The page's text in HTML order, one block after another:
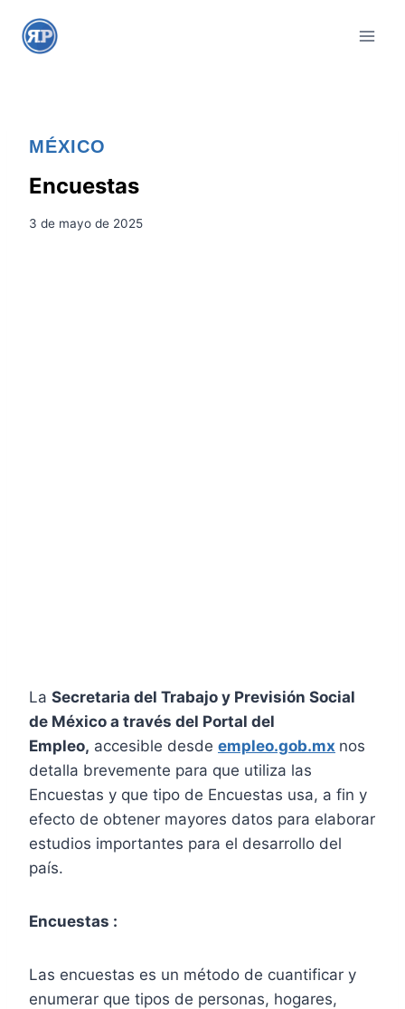
MÉXICO
Encuestas
3 de mayo de 2025
La Secretaria del Trabajo y Previsión Social
de México a través del Portal del
Empleo, accesible desde empleo.gob.mx nos
detalla brevemente para que utiliza las
Encuestas y que tipo de Encuestas usa, a fin y
efecto de obtener mayores datos para elaborar
estudios importantes para el desarrollo del
país.
Encuestas :
Las encuestas es un método de cuantificar y
enumerar que tipos de personas, hogares,